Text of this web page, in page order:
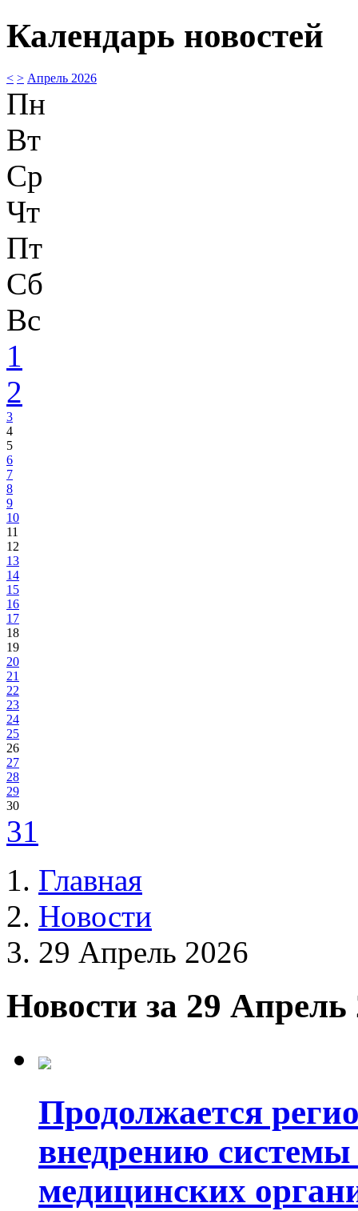
Календарь новостей
< > Апрель 2026
Пн
Вт
Ср
Чт
Пт
Сб
Вс
1
2
3
4
5
6
7
8
9
10
11
12
13
14
15
16
17
18
19
20
21
22
23
24
25
26
27
28
29
30
31
Главная
Новости
29 Апрель 2026
Новости за 29 Апрель
Продолжается
внедрению
медицинских